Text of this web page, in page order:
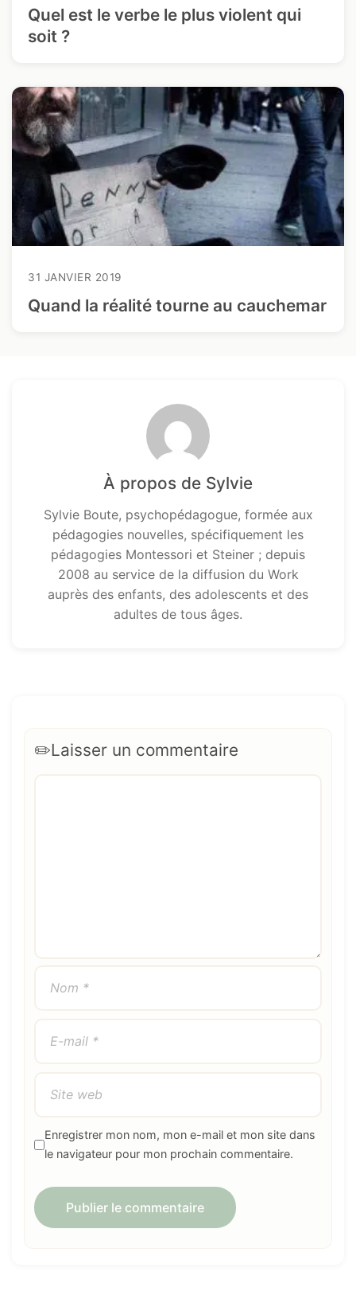
Quel est le verbe le plus violent qui
soit ?
31 JANVIER 2019
Quand la réalité tourne au cauchemar
À propos de Sylvie
Sylvie Boute, psychopédagogue, formée aux
pédagogies nouvelles, spécifiquement les
pédagogies Montessori et Steiner ; depuis
2008 au service de la diffusion du Work
auprès des enfants, des adolescents et des
adultes de tous âges.
Laisser un commentaire
Enregistrer mon nom, mon e-mail et mon site dans
le navigateur pour mon prochain commentaire.